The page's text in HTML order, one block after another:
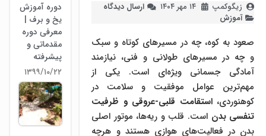
زیگوکمپ ۱۴ مهر ۱۴۰۴
ارسال دیدگاه
آموزش
صعود به کوه، چه در مسیرهای کوتاه و سبک
و چه در مسیرهای طولانی و فنی، نیازمند
آمادگی جسمانی ویژه‌ای است. یکی از
مهم‌ترین عوامل موفقیت و سلامت در
کوهنوردی،استقامت قلبی-عروقی و ظرفیت
تنفسی بدن است. قلب و ریه‌ها، موتور اصلی
بدن در فعالیت‌های هوازی هستند و هرچه
دوره آموزش
یخ و برف |
معرفی دوره
مقدماتی و
پیشرفته
۱۳۹۹/۱۰/۲۲